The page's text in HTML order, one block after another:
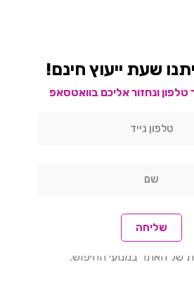
על דירוג האתר במנועי
משתמש מיטבית.​
מפתח
את הקהל שלכם, ולאפשר לכם ליצור
המפתח בתוכן, בכותרות ובתגיות
של האתר במנועי החיפוש.
שעת ייעוץ חינם!
ונחזור אליכם בוואטסאפ
שליחה